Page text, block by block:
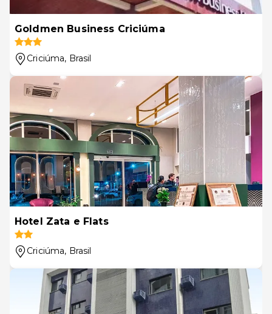
Goldmen Business Criciúma
Criciúma, Brasil
Hotel Zata e Flats
Criciúma, Brasil